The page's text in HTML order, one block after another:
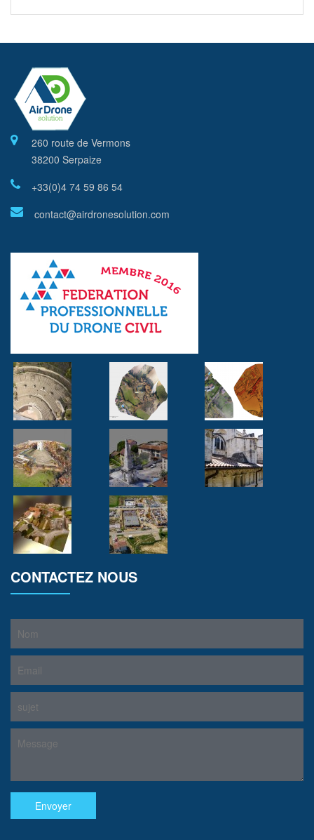
260 route de Vermons
38200 Serpaize
+33(0)4 74 59 86 54
contact@airdronesolution.com
CONTACTEZ NOUS